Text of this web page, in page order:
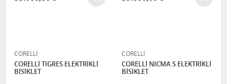
CORELLİ
CORELLİ TIGRES ELEKTRİKLİ
BİSİKLET
CORELLİ
CORELLİ NICMA S ELEKTRİKLİ
BİSİKLET